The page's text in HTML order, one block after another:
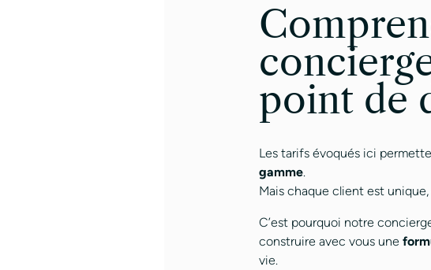
point de
Les tarifs évoqués ici
gamme.
Mais chaque client est
C’est pourquoi notre
construire avec vous une
vie.